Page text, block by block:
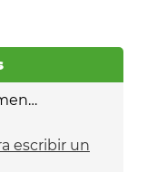
escribir un